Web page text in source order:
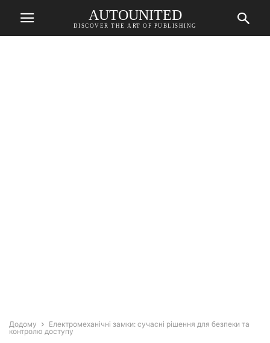
AUTOUNITED
DISCOVER THE ART OF PUBLISHING
Додому
Електромеханічні замки: сучасні рішення для безпеки та
контролю доступу